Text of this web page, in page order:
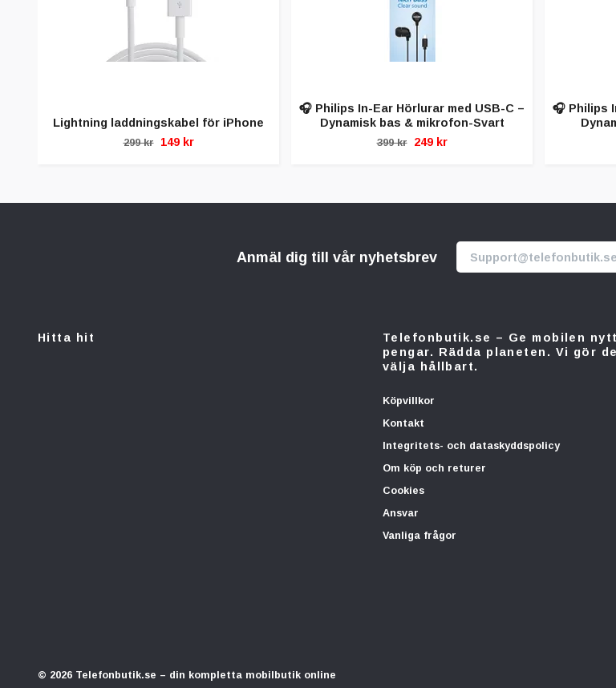
Lightning laddningskabel för iPhone
299 kr 149 kr
🎧 Philips In-Ear Hörlurar med USB-C –
Dynamisk bas & mikrofon-Svart
399 kr 249 kr
🎧 Philips
Anmäl dig till vår nyhetsbrev
Hitta hit
Telefonbutik.se – Ge mobilen
pengar. Rädda planeten. Vi gör
välja hållbart.
Köpvillkor
Kontakt
Integritets- och dataskyddspolicy
Om köp och returer
Cookies
Ansvar
Vanliga frågor
© 2026 Telefonbutik.se – din kompletta mobilbutik online